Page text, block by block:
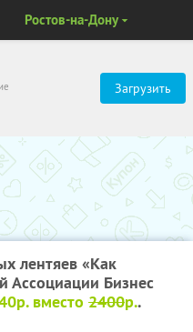
Загрузить
Ростов-на-Дону
лентяев «Как
Ассоциации Бизнес
вместо 2400р..